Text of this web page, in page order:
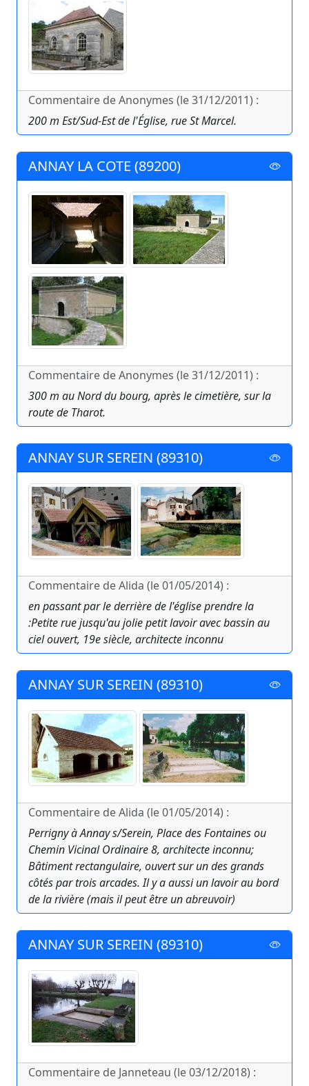
Commentaire de Anonymes (le 31/12/2011) :
200 m Est/Sud-Est de l'Église, rue St Marcel.
ANNAY LA COTE (89200)
Commentaire de Anonymes (le 31/12/2011) :
300 m au Nord du bourg, après le cimetière, sur la
route de Tharot.
ANNAY SUR SEREIN (89310)
Commentaire de Alida (le 01/05/2014) :
en passant par le derrière de l'église prendre la
:Petite rue jusqu'au jolie petit lavoir avec bassin au
ciel ouvert, 19e siècle, architecte inconnu
ANNAY SUR SEREIN (89310)
Commentaire de Alida (le 01/05/2014) :
Perrigny à Annay s/Serein, Place des Fontaines ou
Chemin Vicinal Ordinaire 8, architecte inconnu;
Bâtiment rectangulaire, ouvert sur un des grands
côtés par trois arcades. Il y a aussi un lavoir au bord
de la rivière (mais il peut être un abreuvoir)
ANNAY SUR SEREIN (89310)
Commentaire de Janneteau (le 03/12/2018) :